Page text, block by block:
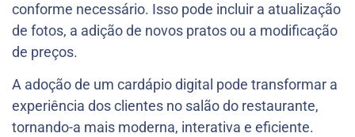
conforme necessário. Isso pode incluir a atualização
de fotos, a adição de novos pratos ou a modificação
de preços.
A adoção de um cardápio digital pode transformar a
experiência dos clientes no salão do restaurante,
tornando-a mais moderna, interativa e eficiente.